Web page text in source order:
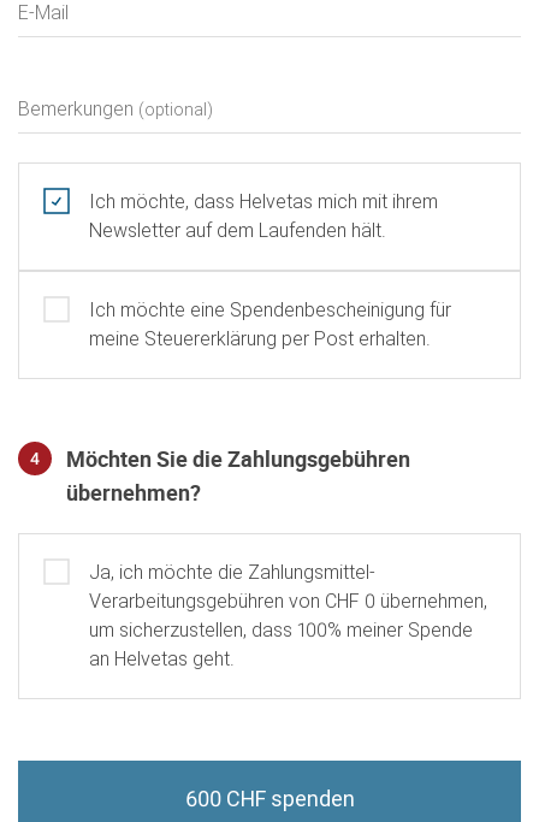
E-Mail
Bemerkungen (optional)
Ich möchte, dass Helvetas mich mit ihrem
Newsletter auf dem Laufenden hält.
Ich möchte eine Spendenbescheinigung für
meine Steuererklärung per Post erhalten.
4
Möchten Sie die Zahlungsgebühren
übernehmen?
Ja, ich möchte die Zahlungsmittel-
Verarbeitungsgebühren von CHF 0 übernehmen,
um sicherzustellen, dass 100% meiner Spende
an Helvetas geht.
600 CHF spenden